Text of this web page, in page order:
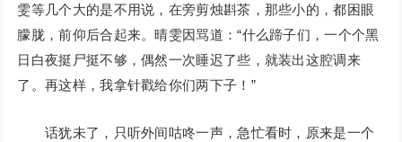
雯等几个大的是不用说，在旁剪烛斟茶，那些小的，都困眼
朦胧，前仰后合起来。晴雯因骂道：“什么蹄子们，一个个黑
日白夜挺尸挺不够，偶然一次睡迟了些，就装出这腔调来
了。再这样，我拿针戳给你们两下子！”
话犹未了，只听外间咕咚一声，急忙看时，原来是一个